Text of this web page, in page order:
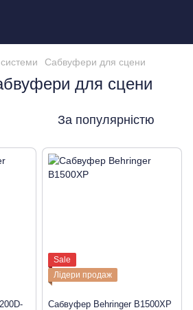
системи Сабвуфери для сцени
для сцени
За популярністю
Sale
Лідери продаж
Сабвуфер Behringer B1500XP